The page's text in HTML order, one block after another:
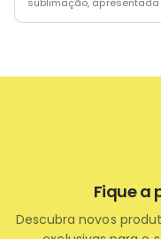
Fique a
Descubra novos